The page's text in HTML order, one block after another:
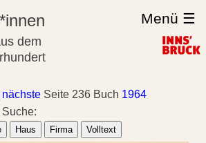
dem
Menü ☰
nächste Seite 236 Buch 1964
Suche:
Haus Firma Volltext